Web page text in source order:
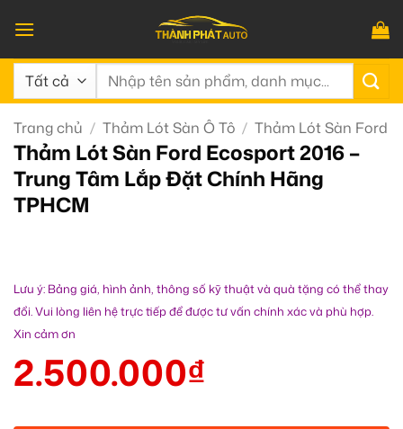
qua
nội
dung
Tìm
Trang chủ / Thảm Lót Sàn Ô Tô / Thảm Lót Sàn Ford
Thảm Lót Sàn Ford Ecosport 2016 –
Trung Tâm Lắp Đặt Chính Hãng
TPHCM
Lưu ý: Bảng giá, hình ảnh, thông số kỹ thuật và quà tặng có thể thay
đổi. Vui lòng liên hệ trực tiếp để được tư vấn chính xác và phù hợp.
Xin cảm ơn
2.500.000₫